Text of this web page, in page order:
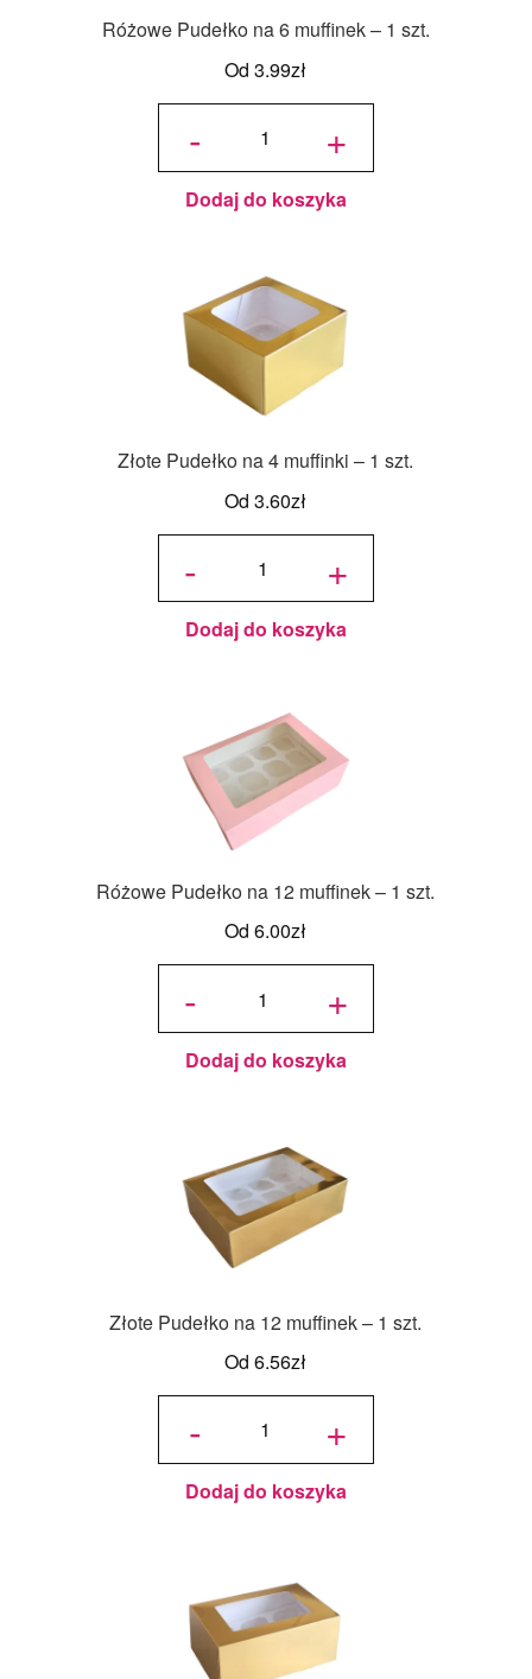
Różowe Pudełko na 6 muffinek – 1 szt.
Od3.99zł
-
ilość
na 6
muffinek
- 1 szt. +
Dodaj do koszyka
Złote Pudełko na 4 muffinki – 1 szt.
Od3.60zł
-
ilość
na 4
muffinki
- 1 szt. +
Dodaj do koszyka
Różowe Pudełko na 12 muffinek – 1 szt.
Od6.00zł
-
ilość
na 12
muffinek
- 1 szt. +
Dodaj do koszyka
Złote Pudełko na 12 muffinek – 1 szt.
Od6.56zł
-
ilość
na 12
muffinek
- 1 szt. +
Dodaj do koszyka